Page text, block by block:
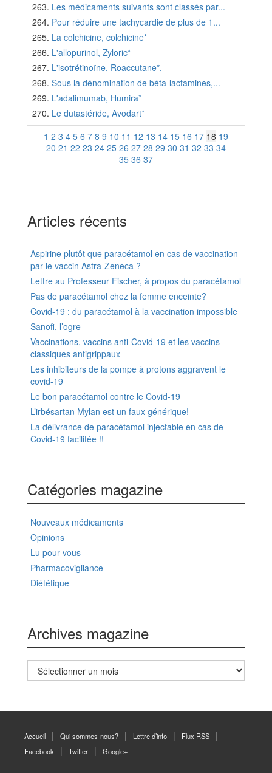
Les médicaments suivants sont classés par...
Pour réduire une tachycardie de plus de 1...
La colchicine, colchicine*
L'allopurinol, Zyloric*
L'isotrétinoïne, Roaccutane*,
Sous la dénomination de béta-lactamines,...
L'adalimumab, Humira*
Le dutastéride, Avodart*
1 2 3 4 5 6 7 8 9 10 11 12 13 14 15 16 17 18 19
20 21 22 23 24 25 26 27 28 29 30 31 32 33 34
35 36 37
Articles récents
Aspirine plutôt que paracétamol en cas de vaccination
par le vaccin Astra-Zeneca ?
Lettre au Professeur Fischer, à propos du paracétamol
Pas de paracétamol chez la femme enceinte?
Covid-19 : du paracétamol à la vaccination impossible
Sanofi, l’ogre
Vaccinations, vaccins anti-Covid-19 et les vaccins
classiques antigrippaux
Les inhibiteurs de la pompe à protons aggravent le
covid-19
Le bon paracétamol contre le Covid-19
L’irbésartan Mylan est un faux générique!
La délivrance de paracétamol injectable en cas de
Covid-19 facilitée !!
Catégories magazine
Nouveaux médicaments
Opinions
Lu pour vous
Pharmacovigilance
Diététique
Archives magazine
Archives
magazine
Accueil Qui sommes-nous? Lettre d’info
Flux RSS
Facebook
Twitter Google+